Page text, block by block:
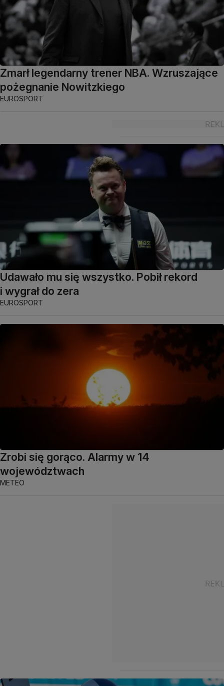
Zmarł legendarny trener NBA. Wzruszające
pożegnanie Nowitzkiego
EUROSPORT
Udawało mu się wszystko. Pobił rekord
i wygrał do zera
EUROSPORT
Zrobi się gorąco. Alarmy w 14
województwach
METEO